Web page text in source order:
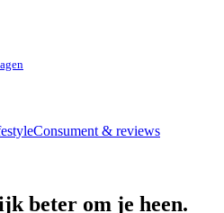
Consument & reviews
beter om je heen.